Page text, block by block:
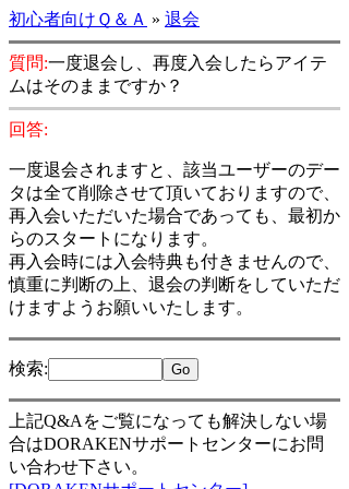
初心者向けＱ＆Ａ » 退会
質問:一度退会し、再度入会したらアイテ
ムはそのままですか？
回答:
一度退会されますと、該当ユーザーのデー
タは全て削除させて頂いておりますので、
再入会いただいた場合であっても、最初か
らのスタートになります。
再入会時には入会特典も付きませんので、
慎重に判断の上、退会の判断をしていただ
けますようお願いいたします。
検索:
上記Q&Aをご覧になっても解決しない場
合はDORAKENサポートセンターにお問
い合わせ下さい。